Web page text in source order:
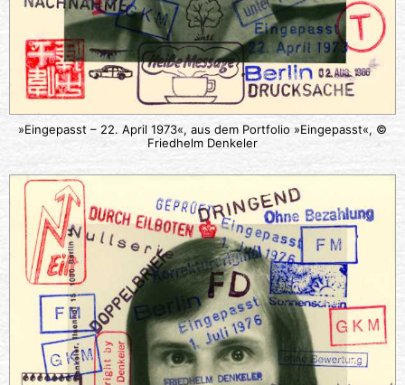
»Eingepasst – 22. April 1973«, aus dem Portfolio »Eingepasst«, ©
Friedhelm Denkeler